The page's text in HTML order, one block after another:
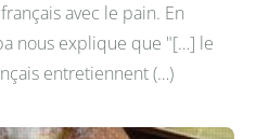
avec le pain. En
nous explique que "[…] le
entretiennent (…)